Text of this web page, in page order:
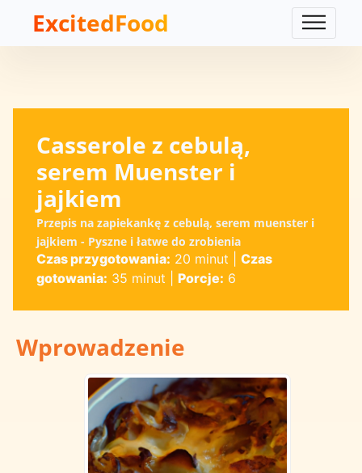
ExcitedFood
Casserole z cebulą,
serem Muenster i
jajkiem
Przepis na zapiekankę z cebulą, serem muenster i
jajkiem - Pyszne i łatwe do zrobienia
Czas przygotowania: 20 minut
Czas
gotowania: 35 minut Porcje: 6
Wprowadzenie